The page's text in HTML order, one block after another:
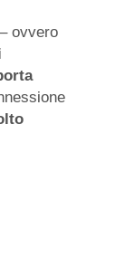
ovvero